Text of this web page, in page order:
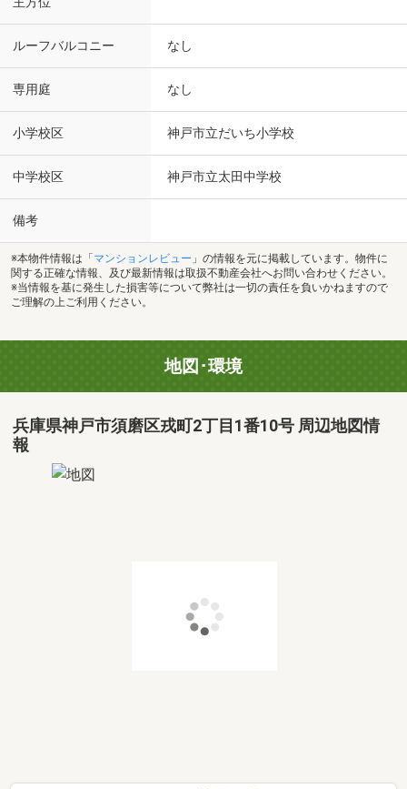
ルーフバルコニー なし
専用庭 なし
小学校区 神戸市立だいち小学校
中学校区 神戸市立太田中学校
備考
※本物件情報は「 マンションレビュー 」の情報を元に掲載しています。物件に
関する正確な情報、及び最新情報は取扱不動産会社へお問い合わせください。
※当情報を基に発生した損害等について弊社は一切の責任を負いかねますので
ご理解の上ご利用ください。
地図･環境
兵庫県神戸市須磨区戎町2丁目1番10号 周辺地図情
報